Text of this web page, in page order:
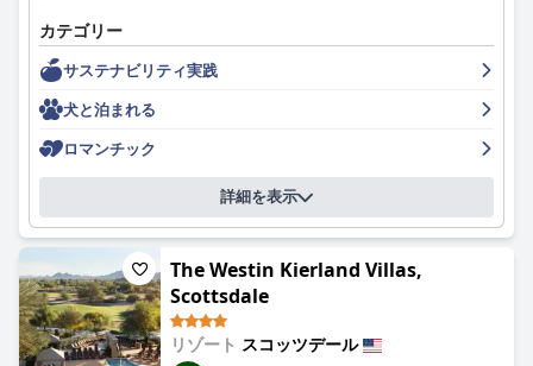
カテゴリー
サステナビリティ実践
犬と泊まれる
ロマンチック
詳細を表示
The Westin Kierland Villas,
Scottsdale
リゾート スコッツデール